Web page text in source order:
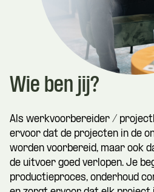
Wie ben jij?
Als werkvoorbereider /
ervoor dat de projecten in de
worden voorbereid, maar ook
de uitvoer goed verlopen. Je
productieproces, onderhoud